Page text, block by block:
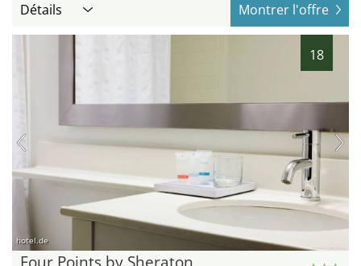
Détails Montrer l'offre
18
hotel.de